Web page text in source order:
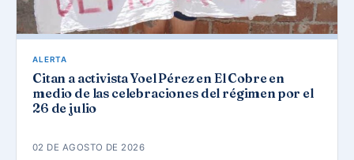
ALERTA
Citan a activista Yoel Pérez en El Cobre en
medio de las celebraciones del régimen por el
26 de julio
02 DE AGOSTO DE 2026